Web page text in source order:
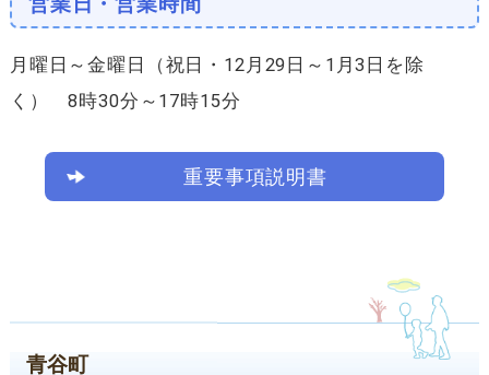
月曜日～金曜日（祝日・12月29日～1月3日を除
く） 8時30分～17時15分
重要事項説明書
青谷町